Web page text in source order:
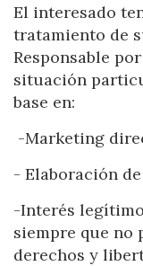
El interesado
tratamiento de
Responsable
situación
base en:
-Marketing
- Elaboración
-Interés
siempre que no
derechos y